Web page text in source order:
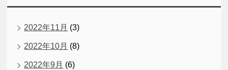
2022年11月 (3)
2022年10月 (8)
2022年9月 (6)